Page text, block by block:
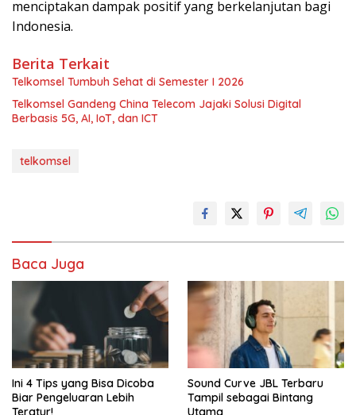
menciptakan dampak positif yang berkelanjutan bagi
Indonesia.
Berita Terkait
Telkomsel Tumbuh Sehat di Semester I 2026
Telkomsel Gandeng China Telecom Jajaki Solusi Digital
Berbasis 5G, AI, IoT, dan ICT
telkomsel
Baca Juga
Ini 4 Tips yang Bisa Dicoba
Biar Pengeluaran Lebih
Teratur!
Sound Curve JBL Terbaru
Tampil sebagai Bintang
Utama